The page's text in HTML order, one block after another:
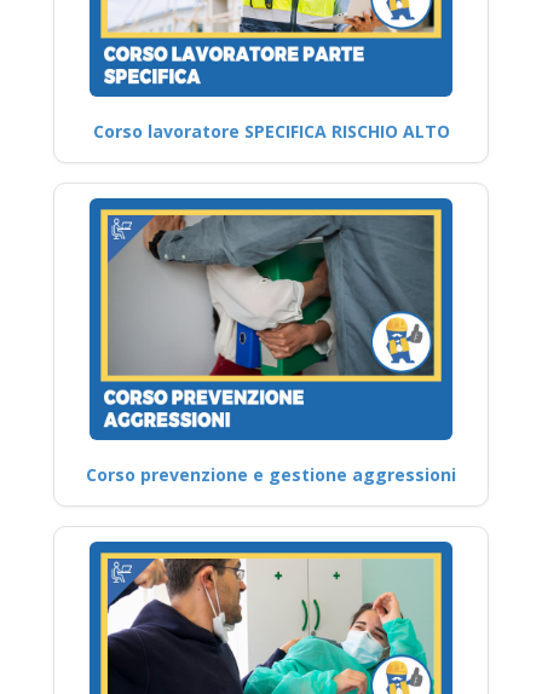
Corso lavoratore SPECIFICA RISCHIO ALTO
Corso prevenzione e gestione aggressioni